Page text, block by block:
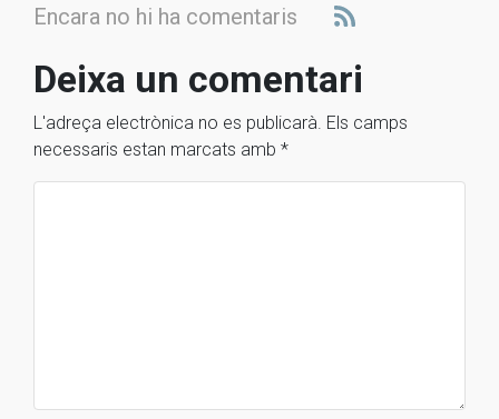
Encara no hi ha comentaris
Deixa un comentari
L'adreça electrònica no es publicarà. Els camps
necessaris estan marcats amb *